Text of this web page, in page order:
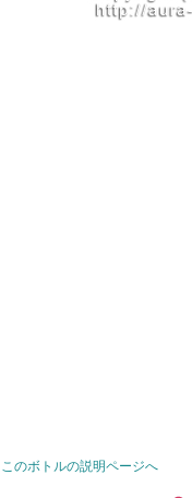
このボトルの説明ページへ